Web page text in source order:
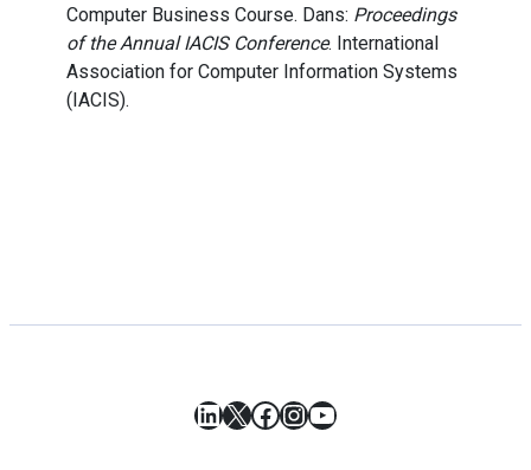
Computer Business Course. Dans: Proceedings
of the Annual IACIS Conference. International
Association for Computer Information Systems
(IACIS).
LinkedIn
X Facebook
Instagram
YouTube